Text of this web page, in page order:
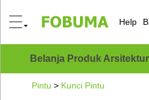
Help
Belanja Produk
Pintu > Kunci Pintu